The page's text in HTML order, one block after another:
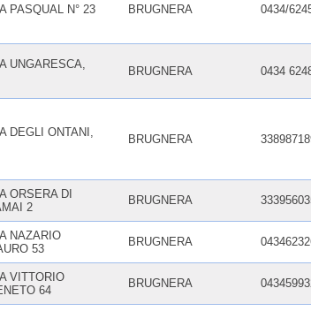
PASQUAL N° 23 BRUGNERA 0434/
UNGARESCA,
BRUGNERA 0434
DEGLI ONTANI,
BRUGNERA
ORSERA DI
2
BRUGNERA
NAZARIO
53
BRUGNERA
VITTORIO
64
BRUGNERA